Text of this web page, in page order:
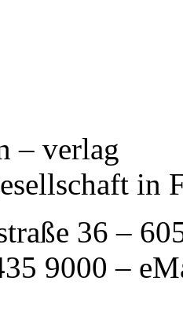
– verlag
in
36 –
9000 –